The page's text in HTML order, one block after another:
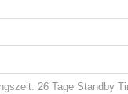
26 Tage Standby